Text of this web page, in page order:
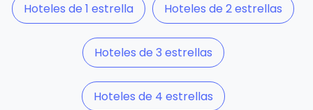
Hoteles de 1 estrella Hoteles de 2 estrellas
Hoteles de 3 estrellas
Hoteles de 4 estrellas